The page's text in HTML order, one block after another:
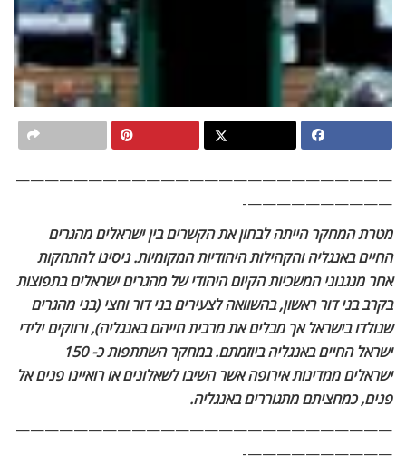
——————————————————————————
——————————-
מטרת המחקר הייתה לבחון את הקשרים בין ישראלים מהגרים
החיים באנגליה והקהילות היהודיות המקומיות. ניסינו להתחקות
אחר מנגנוני המשכיות הקיום היהודי של מהגרים ישראלים בתפוצות
בקרב בני דור ראשון, בהשוואה לצעירים בני דור וחצי (בני מהגרים
שנולדו בישראל אך מבלים את מרבית חייהם באנגליה), ורווקים ילידי
ישראל החיים באנגליה ביוזמתם. במחקר השתתפות כ- 150
ישראלים ממדינות אירופה אשר השיבו לשאלונים או רואיינו פנים אל
פנים, כמחציתם מתגוררים באנגליה.
——————————————————————————
——————————-